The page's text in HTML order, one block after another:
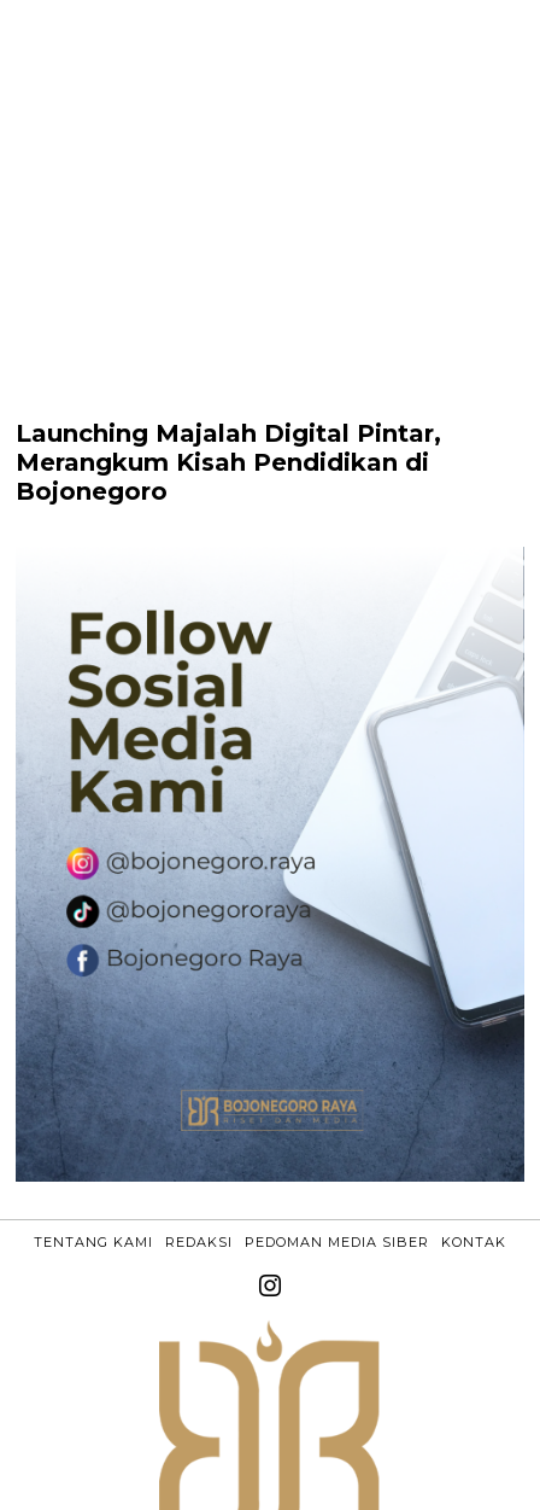
Launching Majalah Digital Pintar,
Merangkum Kisah Pendidikan di
Bojonegoro
TENTANG KAMI REDAKSI PEDOMAN MEDIA SIBER KONTAK